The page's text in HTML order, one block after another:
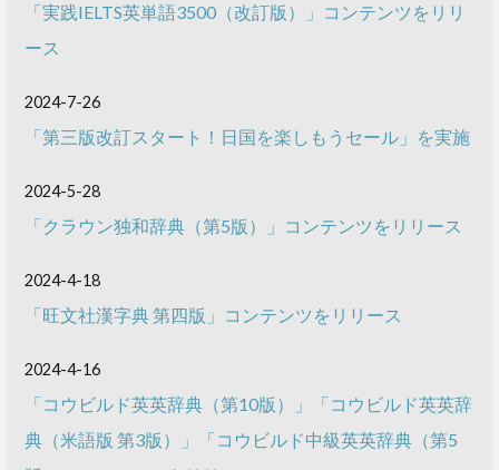
「実践IELTS英単語3500（改訂版）」コンテンツをリリ
ース
2024-7-26
「第三版改訂スタート！日国を楽しもうセール」を実施
2024-5-28
「クラウン独和辞典（第5版）」コンテンツをリリース
2024-4-18
「旺文社漢字典 第四版」コンテンツをリリース
2024-4-16
「コウビルド英英辞典（第10版）」「コウビルド英英辞
典（米語版 第3版）」「コウビルド中級英英辞典（第5